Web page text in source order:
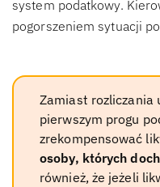
system podatkowy.
pogorszeniem sytuacji
Zamiast rozliczania
pierwszym progu
zrekompensować
osoby, których
również, że jeżeli